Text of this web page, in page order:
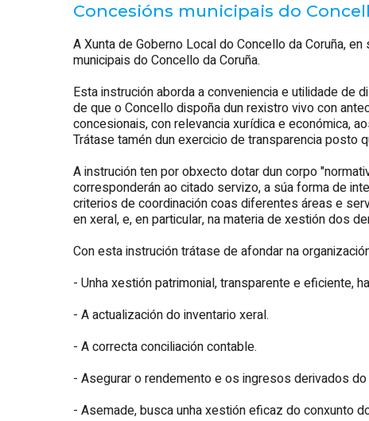
Concesións municipais do
A Xunta de Goberno Local do Concello da Coruña,
municipais do Concello da Coruña.
Esta instrución aborda a conveniencia e utilidade de
de que o Concello dispoña dun rexistro vivo con
concesionais, con relevancia xurídica e económica,
Trátase tamén dun exercicio de transparencia
A instrución ten por obxecto dotar dun corpo
corresponderán ao citado servizo, a súa forma de
criterios de coordinación coas diferentes áreas e
en xeral, e, en particular, na materia de xestión dos
Con esta instrución trátase de afondar na
- Unha xestión patrimonial, transparente e eficiente,
- A actualización do inventario xeral.
- A correcta conciliación contable.
- Asegurar o rendemento e os ingresos derivados do
- Asemade, busca unha xestión eficaz do conxunto